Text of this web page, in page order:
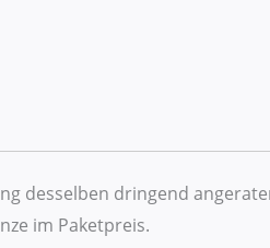
desselben dringend
im Paketpreis.